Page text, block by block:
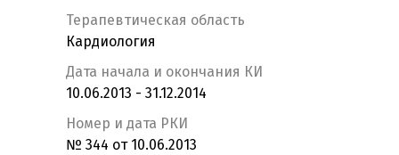
Терапевтическая область
Кардиология
Дата начала и окончания КИ
10.06.2013 - 31.12.2014
Номер и дата РКИ
№ 344 от 10.06.2013